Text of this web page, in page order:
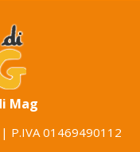
Mag
| P.IVA 01469490112